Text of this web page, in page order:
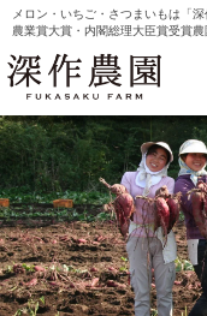
メロン・いちご・さつまいもは「
農業賞大賞・内閣総理大臣賞受賞農